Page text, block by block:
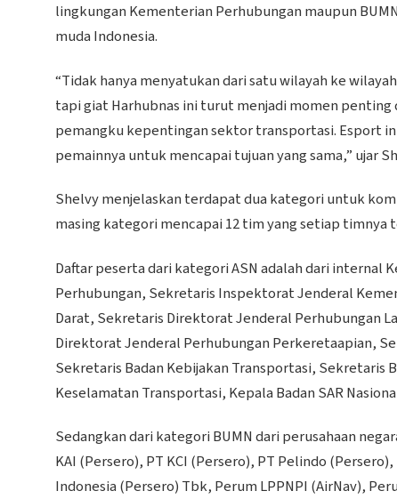
lingkungan Kementerian Perhubungan maupun
muda Indonesia.
“Tidak hanya menyatukan dari satu wilayah ke
tapi giat Harhubnas ini turut menjadi momen
pemangku kepentingan sektor transportasi. Esport
pemainnya untuk mencapai tujuan yang sama,” ujar
Shelvy menjelaskan terdapat dua kategori untuk
masing kategori mencapai 12 tim yang setiap timnya
Daftar peserta dari kategori ASN adalah dari
Perhubungan, Sekretaris Inspektorat Jenderal
Darat, Sekretaris Direktorat Jenderal Perhubungan
Direktorat Jenderal Perhubungan Perkeretaapian,
Sekretaris Badan Kebijakan Transportasi, Sekretaris
Keselamatan Transportasi, Kepala Badan SAR
Sedangkan dari kategori BUMN dari perusahaan
KAI (Persero), PT KCI (Persero), PT Pelindo
Indonesia (Persero) Tbk, Perum LPPNPI (AirNav),